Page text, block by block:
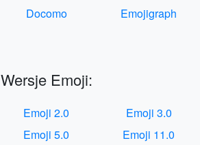
Docomo
Emojigraph
Wersje Emoji:
Emoji 2.0
Emoji 3.0
Emoji 5.0 Emoji 11.0